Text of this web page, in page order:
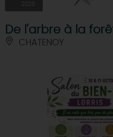
2026
De l'arbre à la
CHATENOY